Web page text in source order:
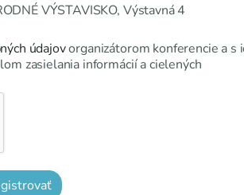
VÝSTAVISKO, Výstavná 4
údajovorganizátorom konferencie a s
zasielania informácií a cielených